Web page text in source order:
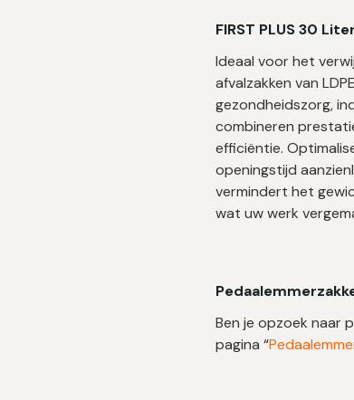
FIRST PLUS 30
Ideaal voor het
afvalzakken van
gezondheidszorg,
combineren
efficiëntie.
openingstijd
vermindert het
wat uw werk
Ben je opzoek naar
pagina “